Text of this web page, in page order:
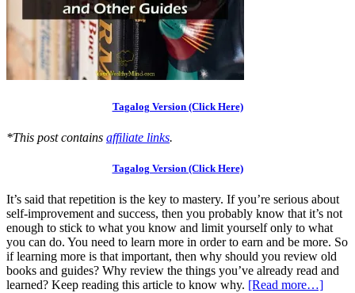
Tagalog Version (Click Here)
*This post contains affiliate links.
Tagalog Version (Click Here)
It’s said that repetition is the key to mastery. If you’re serious about
self-improvement and success, then you probably know that it’s not
enough to stick to what you know and limit yourself only to what
you can do. You need to learn more in order to earn and be more. So
if learning more is that important, then why should you review old
books and guides? Why review the things you’ve already read and
learned? Keep reading this article to know why. [Read more…]